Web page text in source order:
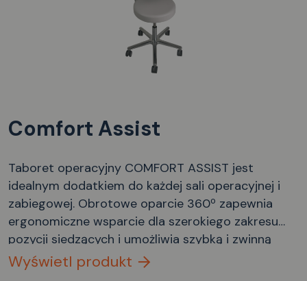
Comfort Assist
Taboret operacyjny COMFORT ASSIST jest
idealnym dodatkiem do każdej sali operacyjnej i
zabiegowej. Obrotowe oparcie 360º zapewnia
ergonomiczne wsparcie dla szerokiego zakresu
pozycji siedzących i umożliwia szybką i zwinną
pracę.
Wyświetl produkt